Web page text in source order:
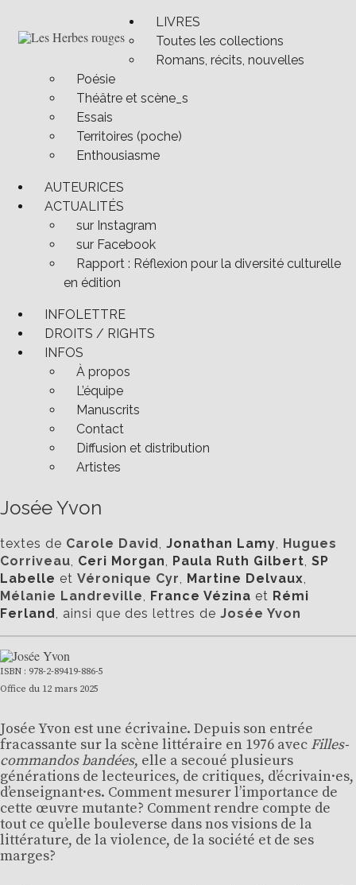
contenuLes Herbes rouges
Semeuses de trouble
LIVRES
Toutes les collections
Romans, récits, nouvelles
Poésie
Théâtre et scène_s
Essais
Territoires (poche)
Enthousiasme
AUTEURICES
ACTUALITÉS
sur Instagram
sur Facebook
Rapport : Réflexion pour la diversité culturelle
en édition
INFOLETTRE
DROITS / RIGHTS
INFOS
À propos
L’équipe
Manuscrits
Contact
Diffusion et distribution
Artistes
Josée Yvon
textes de Carole David, Jonathan Lamy, Hugues
Corriveau, Ceri Morgan, Paula Ruth Gilbert, SP
Labelle et Véronique Cyr, Martine Delvaux,
Mélanie Landreville, France Vézina et Rémi
Ferland, ainsi que des lettres de Josée Yvon
ISBN : 978-2-89419-886-5
Office du 12 mars 2025
Josée Yvon est une écrivaine. Depuis son entrée
fracassante sur la scène littéraire en 1976 avec Filles-
commandos bandées, elle a secoué plusieurs
générations de lecteurices, de critiques, d’écrivain·es,
d’enseignant·es. Comment mesurer l’importance de
cette œuvre mutante? Comment rendre compte de
tout ce qu’elle bouleverse dans nos visions de la
littérature, de la violence, de la société et de ses
marges?